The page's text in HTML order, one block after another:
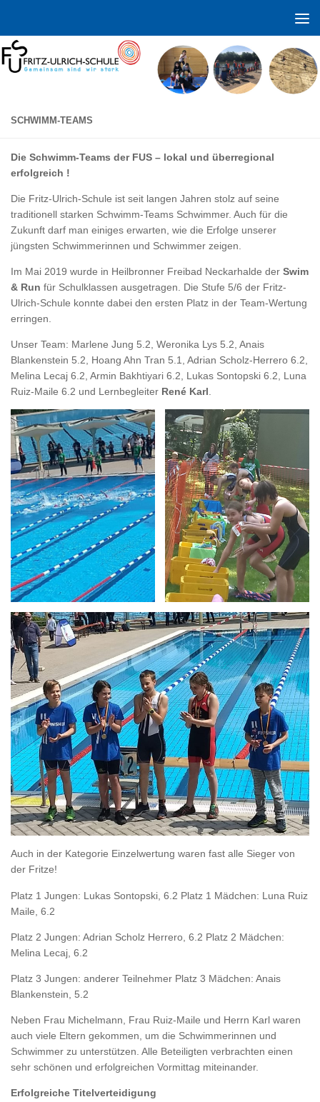
SCHWIMM-TEAMS
Die Schwimm-Teams der FUS – lokal und überregional
erfolgreich !
Die Fritz-Ulrich-Schule ist seit langen Jahren stolz auf seine
traditionell starken Schwimm-Teams Schwimmer. Auch für die
Zukunft darf man einiges erwarten, wie die Erfolge unserer
jüngsten Schwimmerinnen und Schwimmer zeigen.
Im Mai 2019 wurde in Heilbronner Freibad Neckarhalde der Swim
& Run für Schulklassen ausgetragen. Die Stufe 5/6 der Fritz-
Ulrich-Schule konnte dabei den ersten Platz in der Team-Wertung
erringen.
Unser Team: Marlene Jung 5.2, Weronika Lys 5.2, Anais
Blankenstein 5.2, Hoang Ahn Tran 5.1, Adrian Scholz-Herrero 6.2,
Melina Lecaj 6.2, Armin Bakhtiyari 6.2, Lukas Sontopski 6.2, Luna
Ruiz-Maile 6.2 und Lernbegleiter René Karl.
Auch in der Kategorie Einzelwertung waren fast alle Sieger von
der Fritze!
Platz 1 Jungen: Lukas Sontopski, 6.2 Platz 1 Mädchen: Luna Ruiz
Maile, 6.2
Platz 2 Jungen: Adrian Scholz Herrero, 6.2 Platz 2 Mädchen:
Melina Lecaj, 6.2
Platz 3 Jungen: anderer Teilnehmer Platz 3 Mädchen: Anais
Blankenstein, 5.2
Neben Frau Michelmann, Frau Ruiz-Maile und Herrn Karl waren
auch viele Eltern gekommen, um die Schwimmerinnen und
Schwimmer zu unterstützen. Alle Beteiligten verbrachten einen
sehr schönen und erfolgreichen Vormittag miteinander.
Erfolgreiche Titelverteidigung